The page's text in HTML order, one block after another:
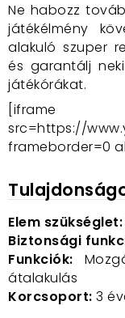
Ne habozz
játékélmény
alakuló szuper
és garantálj
játékórákat.
[iframe
src=https://
frameborder=0
Elem szükséglet:
Biztonsági
Funkciók:
átalakulás
Korcsoport: 3